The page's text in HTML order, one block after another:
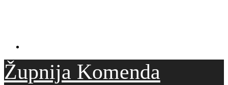
Župnija Komenda